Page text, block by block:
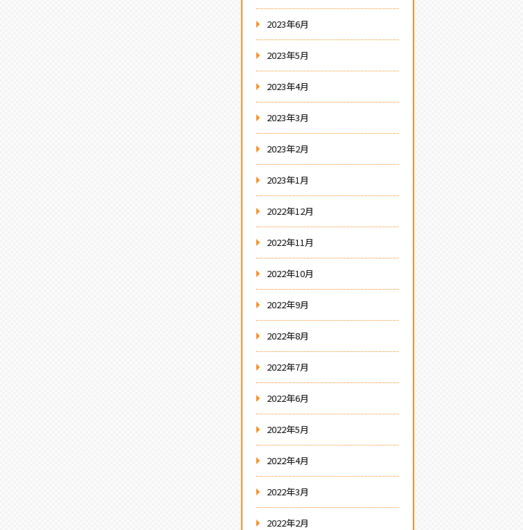
2023年6月
2023年5月
2023年4月
2023年3月
2023年2月
2023年1月
2022年12月
2022年11月
2022年10月
2022年9月
2022年8月
2022年7月
2022年6月
2022年5月
2022年4月
2022年3月
2022年2月